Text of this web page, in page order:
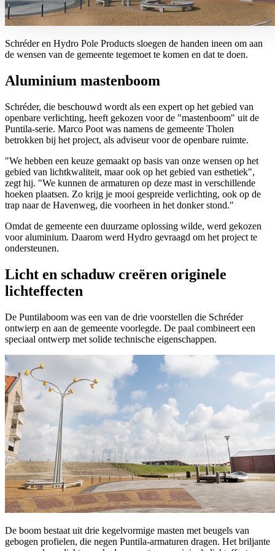
Schréder en Hydro Pole Products sloegen de handen ineen om aan
de wensen van de gemeente tegemoet te komen en dat te doen.
Aluminium mastenboom
Schréder, die beschouwd wordt als een expert op het gebied van
openbare verlichting, heeft gekozen voor de "mastenboom" uit de
Puntila-serie. Marco Poot was namens de gemeente Tholen
betrokken bij het project, als adviseur voor de openbare ruimte.
"We hebben een keuze gemaakt op basis van onze wensen op het
gebied van lichtkwaliteit, maar ook op het gebied van esthetiek",
zegt hij. "We kunnen de armaturen op deze mast in verschillende
hoeken plaatsen. Zo krijg je mooi gespreide verlichting, ook op de
trap naar de Havenweg, die voorheen in het donker stond."
Omdat de gemeente een duurzame oplossing wilde, werd gekozen
voor aluminium. Daarom werd Hydro gevraagd om het project te
ondersteunen.
Licht en schaduw creëren originele
lichteffecten
De Puntilaboom was een van de drie voorstellen die Schréder
ontwierp en aan de gemeente voorlegde. De paal combineert een
speciaal ontwerp met solide technische eigenschappen.
De boom bestaat uit drie kegelvormige masten met beugels van
gebogen profielen, die negen Puntila-armaturen dragen. Het briljante